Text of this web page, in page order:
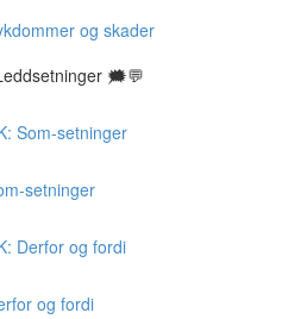
og skader
🗯💬
Som-setninger
setninger
Derfor og fordi
og fordi